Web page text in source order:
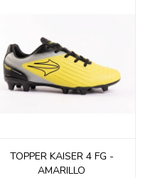
TOPPER KAISER 4 FG -
AMARILLO